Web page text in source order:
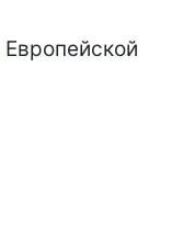
Европейской